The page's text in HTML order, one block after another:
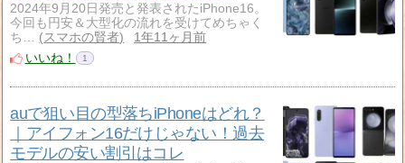
2024年9月20日発売と発表されたiPhone16。
今回も円安＆大型化の流れを受けてめちゃく
ち…
スマホの賢者
1年11ヶ月前
いいね！
1
auで狙い目の型落ちiPhoneはどれ？
｜アイフォン16だけじゃない！過去
モデルの安い割引はコレ